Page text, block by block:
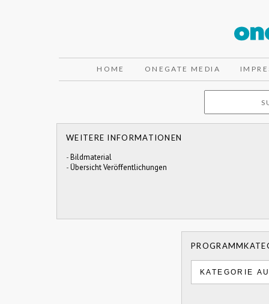
HOME ONEGATE MEDIA
WEITERE INFORMATIONEN
-Bildmaterial
-Übersicht Veröffentlichungen